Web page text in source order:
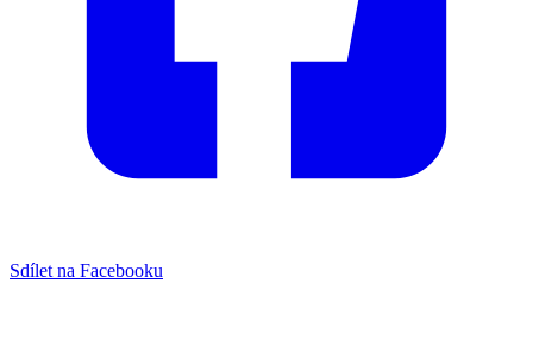
Sdílet na Facebooku